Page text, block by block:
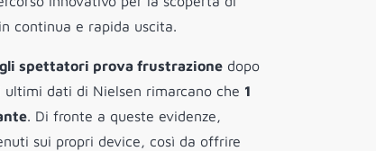
continua e rapida uscita.
spettatori prova frustrazione dopo
dati di Nielsen rimarcano che 1
. Di fronte a queste evidenze,
sui propri device, così da offrire